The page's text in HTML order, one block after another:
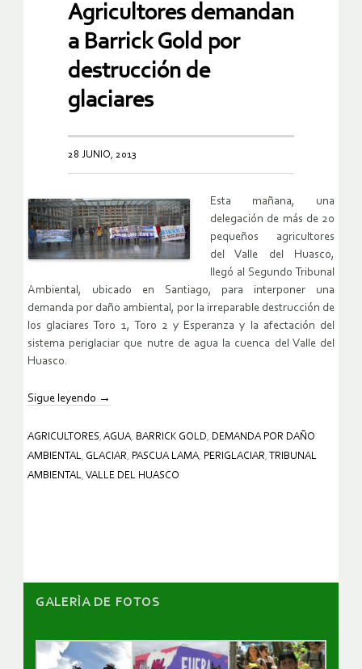
Agricultores demandan
a Barrick Gold por
destrucción de
glaciares
28 JUNIO, 2013
Esta mañana, una
delegación de más de 20
pequeños agricultores
del Valle del Huasco,
llegó al Segundo Tribunal
Ambiental, ubicado en Santiago, para interponer una
demanda por daño ambiental, por la irreparable destrucción de
los glaciares Toro 1, Toro 2 y Esperanza y la afectación del
sistema periglaciar que nutre de agua la cuenca del Valle del
Huasco.
Sigue leyendo →
AGRICULTORES, AGUA, BARRICK GOLD, DEMANDA POR DAÑO
AMBIENTAL, GLACIAR, PASCUA LAMA, PERIGLACIAR, TRIBUNAL
AMBIENTAL, VALLE DEL HUASCO
GALERÌA DE FOTOS